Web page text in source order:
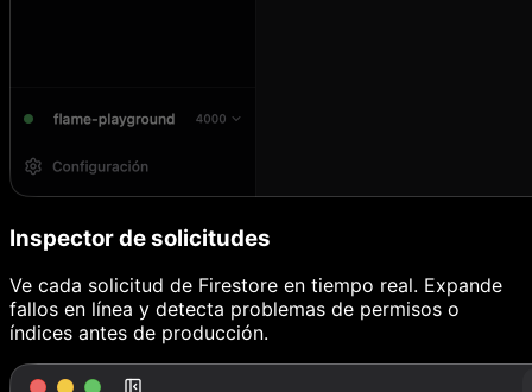
Inspector de solicitudes
Ve cada solicitud de Firestore en tiempo real. Expande
fallos en línea y detecta problemas de permisos o
índices antes de producción.